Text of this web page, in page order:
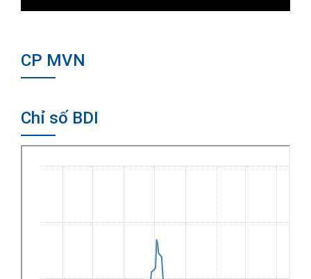
CP MVN
Chỉ số BDI